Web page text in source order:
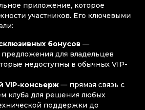
приложение, которое
участников. Его ключевыми
бонусов —
для владельцев
недоступны в обычных VIP-
VIP-консьерж — прямая связь с
клуба для решения любых
поддержки до